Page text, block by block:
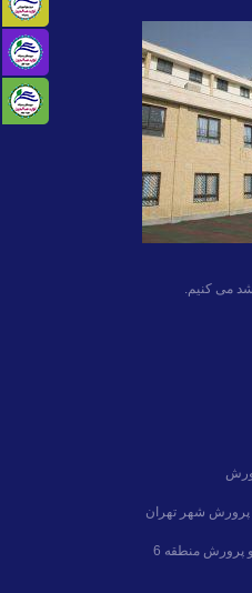
می کنیم.
پرورش شهر تهران
پرورش منطقه 6